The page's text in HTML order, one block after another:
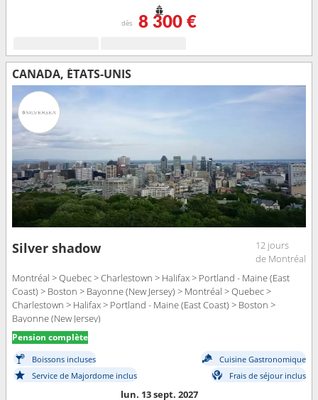
dès 8 300 €
CANADA, ÉTATS-UNIS
Silver shadow
12 jours
de Montréal
Montréal > Quebec > Charlestown > Halifax > Portland - Maine (East
Coast) > Boston > Bayonne (New Jersey) > Montréal > Quebec >
Charlestown > Halifax > Portland - Maine (East Coast) > Boston >
Bayonne (New Jersey)
Pension complète
Boissons incluses
Cuisine Gastronomique
Service de Majordome inclus
Frais de séjour inclus
lun. 13 sept. 2027